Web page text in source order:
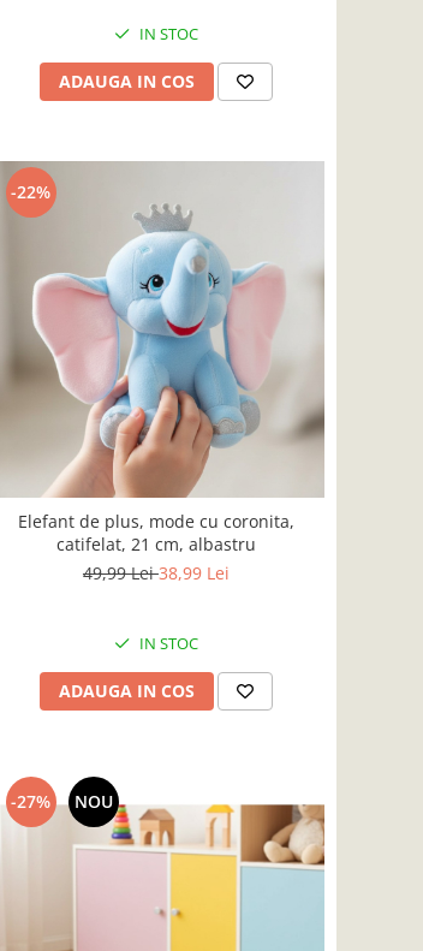
IN STOC
ADAUGA IN COS
-22%
Elefant de plus, mode cu coronita,
catifelat, 21 cm, albastru
49,99 Lei38,99 Lei
IN STOC
ADAUGA IN COS
-27% NOU